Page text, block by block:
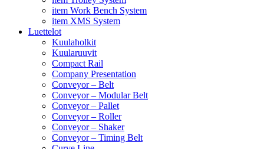
item Work Bench System
item XMS System
Luettelot
Kuulaholkit
Kuularuuvit
Compact Rail
Company Presentation
Conveyor – Belt
Conveyor – Modular Belt
Conveyor – Pallet
Conveyor – Roller
Conveyor – Shaker
Conveyor – Timing Belt